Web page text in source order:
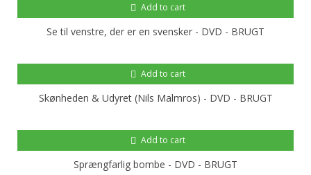
Add to cart
Se til venstre, der er en svensker - DVD - BRUGT
Add to cart
Skønheden & Udyret (Nils Malmros) - DVD - BRUGT
Add to cart
Sprængfarlig bombe - DVD - BRUGT